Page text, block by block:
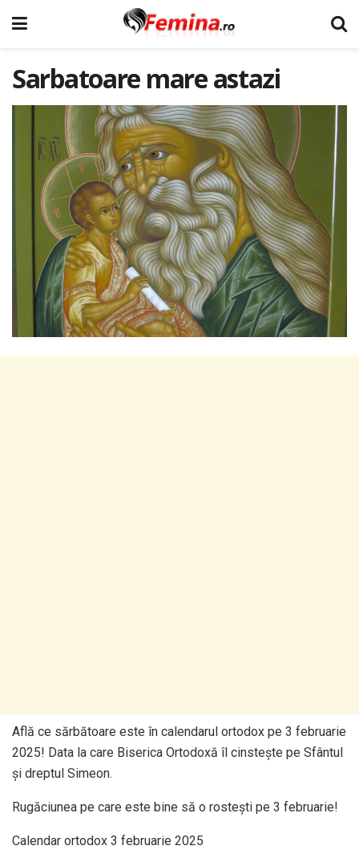
Sarbatoare mare astazi
Află ce sărbătoare este în calendarul ortodox pe 3 februarie
2025! Data la care Biserica Ortodoxă îl cinstește pe Sfântul
și dreptul Simeon.
Rugăciunea pe care este bine să o rostești pe 3 februarie!
Calendar ortodox 3 februarie 2025